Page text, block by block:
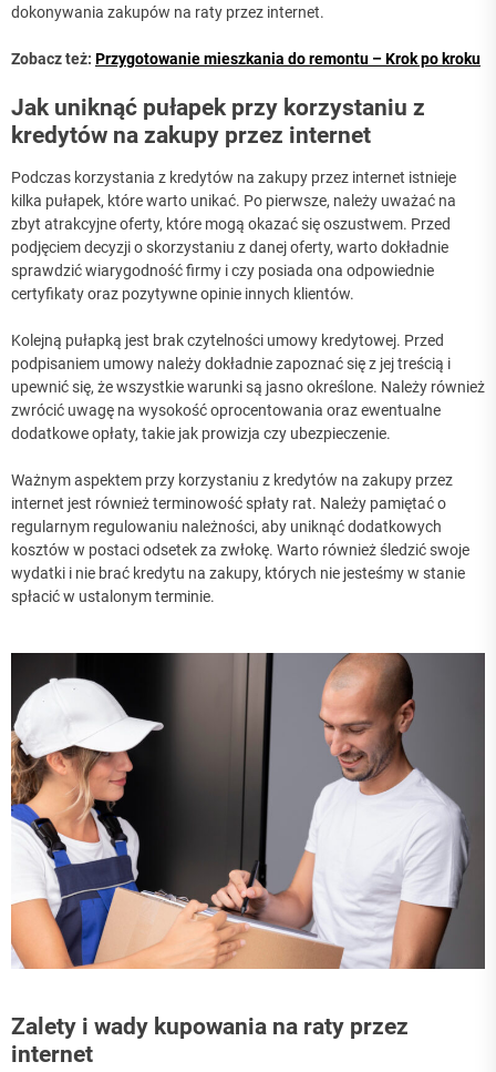
dokonywania zakupów na raty przez internet.
Zobacz też: Przygotowanie mieszkania do remontu – Krok po kroku
Jak uniknąć pułapek przy korzystaniu z
kredytów na zakupy przez internet
Podczas korzystania z kredytów na zakupy przez internet istnieje
kilka pułapek, które warto unikać. Po pierwsze, należy uważać na
zbyt atrakcyjne oferty, które mogą okazać się oszustwem. Przed
podjęciem decyzji o skorzystaniu z danej oferty, warto dokładnie
sprawdzić wiarygodność firmy i czy posiada ona odpowiednie
certyfikaty oraz pozytywne opinie innych klientów.
Kolejną pułapką jest brak czytelności umowy kredytowej. Przed
podpisaniem umowy należy dokładnie zapoznać się z jej treścią i
upewnić się, że wszystkie warunki są jasno określone. Należy również
zwrócić uwagę na wysokość oprocentowania oraz ewentualne
dodatkowe opłaty, takie jak prowizja czy ubezpieczenie.
Ważnym aspektem przy korzystaniu z kredytów na zakupy przez
internet jest również terminowość spłaty rat. Należy pamiętać o
regularnym regulowaniu należności, aby uniknąć dodatkowych
kosztów w postaci odsetek za zwłokę. Warto również śledzić swoje
wydatki i nie brać kredytu na zakupy, których nie jesteśmy w stanie
spłacić w ustalonym terminie.
Zalety i wady kupowania na raty przez
internet